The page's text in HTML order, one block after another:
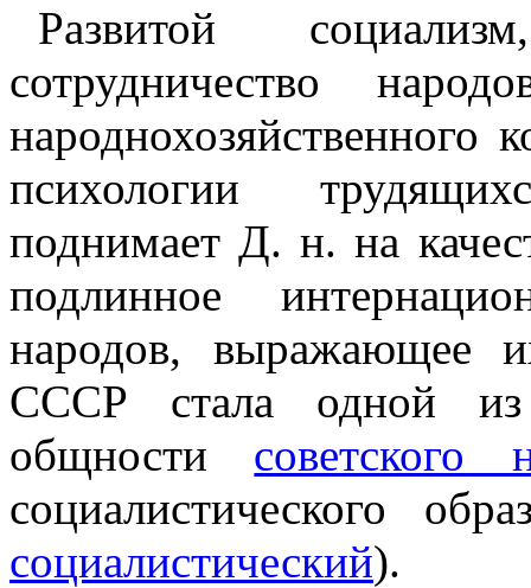
Развитой
сотрудничество
народнохозяйственного
психологии
поднимает Д. н. на
подлинное
народов, выражающее
СССР стала одной из
общности советского
социалистического
социалистический).